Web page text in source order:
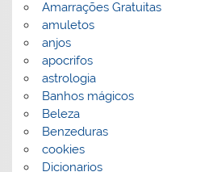
Amarrações Gratuitas
amuletos
anjos
apocrifos
astrologia
Banhos mágicos
Beleza
Benzeduras
cookies
Dicionarios